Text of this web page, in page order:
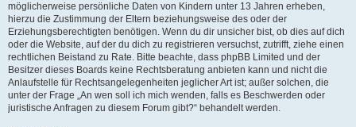
möglicherweise persönliche Daten von Kindern unter 13 Jahren erheben,
hierzu die Zustimmung der Eltern beziehungsweise des oder der
Erziehungsberechtigten benötigen. Wenn du dir unsicher bist, ob dies auf dich
oder die Website, auf der du dich zu registrieren versuchst, zutrifft, ziehe einen
rechtlichen Beistand zu Rate. Bitte beachte, dass phpBB Limited und der
Besitzer dieses Boards keine Rechtsberatung anbieten kann und nicht die
Anlaufstelle für Rechtsangelegenheiten jeglicher Art ist; außer solchen, die
unter der Frage „An wen soll ich mich wenden, falls es Beschwerden oder
juristische Anfragen zu diesem Forum gibt?“ behandelt werden.